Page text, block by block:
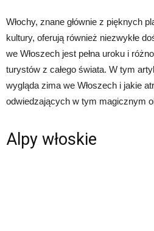
Włochy, znane głównie z pięknych
kultury, oferują również niezwykłe
we Włoszech jest pełna uroku i
turystów z całego świata. W tym
wygląda zima we Włoszech i jakie
odwiedzających w tym magicznym
Alpy włoskie